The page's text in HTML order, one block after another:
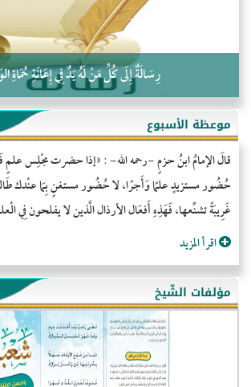
رِسَالَةٌ إِلَى كُلِّ مَنْ لَهُ يَدٌ فِي إِعَانَةِ حُمَاةِ
موعظة الأسبوع
قالَ الإمامُ ابنُ حزمٍ -رحمه الله- : «إذا حضرت مجْلِس
حُضُور مستزيدٍ علمًا وَأَجرًا، لا حُضُور مستغنٍ بِمَا عنْدك
غَرِيبَةً تشنِّعها، فَهَذِهِ أَفعَال الأرذال الَّذين لا يفلحون فِي
اقرأ المزيد
مؤلفات الشّيخ